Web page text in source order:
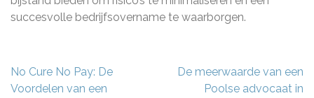
succesvolle bedrijfsovername te waarborgen.
Berichtnavigatie
No Cure No Pay: De
Voordelen van een
De meerwaarde van een
Poolse advocaat in